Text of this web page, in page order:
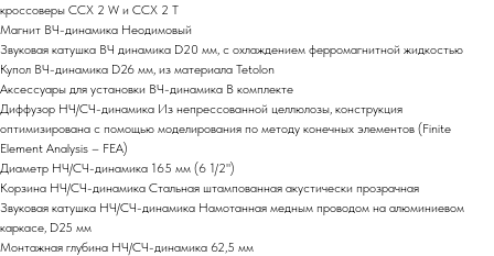
кроссоверы CCX 2 W и CCX 2 T
Магнит ВЧ-динамика Неодимовый
Звуковая катушка ВЧ динамика D20 мм, с охлаждением ферромагнитной жидкостью
Купол ВЧ-динамика D26 мм, из материала Tetolon
Аксессуары для установки ВЧ-динамика В комплекте
Диффузор НЧ/СЧ-динамика Из непрессованной целлюлозы, конструкция
оптимизирована с помощью моделирования по методу конечных элементов (Finite
Element Analysis – FEA)
Диаметр НЧ/СЧ-динамика 165 мм (6 1/2")
Корзина НЧ/СЧ-динамика Стальная штампованная акустически прозрачная
Звуковая катушка НЧ/СЧ-динамика Намотанная медным проводом на алюминиевом
каркасе, D25 мм
Монтажная глубина НЧ/СЧ-динамика 62,5 мм